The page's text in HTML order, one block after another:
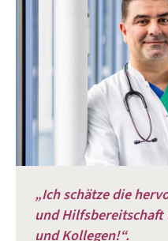
„Ich schätze die
und
und Kollegen!“.